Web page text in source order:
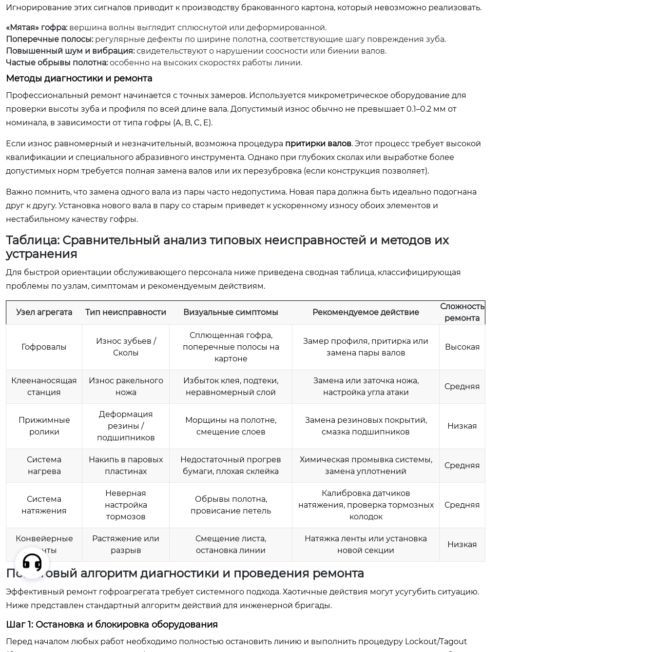
Игнорирование этих сигналов приводит к производству бракованного картона, который невозможно реализовать.
«Мятая» гофра:вершина волны выглядит сплюснутой или деформированной.
Поперечные полосы:регулярные дефекты по ширине полотна, соответствующие шагу повреждения зуба.
Повышенный шум и вибрация:свидетельствуют о нарушении соосности или биении валов.
Частые обрывы полотна:особенно на высоких скоростях работы линии.
Методы диагностики и ремонта
Профессиональный ремонт начинается с точных замеров. Используется микрометрическое оборудование для
проверки высоты зуба и профиля по всей длине вала. Допустимый износ обычно не превышает 0.1–0.2 мм от
номинала, в зависимости от типа гофры (A, B, C, E).
Если износ равномерный и незначительный, возможна процедура притирки валов. Этот процесс требует высокой
квалификации и специального абразивного инструмента. Однако при глубоких сколах или выработке более
допустимых норм требуется полная замена валов или их перезубровка (если конструкция позволяет).
Важно помнить, что замена одного вала из пары часто недопустима. Новая пара должна быть идеально подогнана
друг к другу. Установка нового вала в пару со старым приведет к ускоренному износу обоих элементов и
нестабильному качеству гофры.
Таблица: Сравнительный анализ типовых неисправностей и методов их
устранения
Для быстрой ориентации обслуживающего персонала ниже приведена сводная таблица, классифицирующая
проблемы по узлам, симптомам и рекомендуемым действиям.
Узел агрегата Тип неисправности Визуальные симптомы Рекомендуемое действие
Сложность
ремонта
Гофровалы
Износ зубьев /
Сколы
Сплющенная гофра,
поперечные полосы на
картоне
Замер профиля, притирка или
замена пары валов
Высокая
Клеенаносящая
станция
Износ ракельного
ножа
Избыток клея, подтеки,
неравномерный слой
Замена или заточка ножа,
настройка угла атаки
Средняя
Прижимные
ролики
Деформация
резины /
подшипников
Морщины на полотне,
смещение слоев
Замена резиновых покрытий,
смазка подшипников
Низкая
Система
нагрева
Накипь в паровых
пластинах
Недостаточный прогрев
бумаги, плохая склейка
Химическая промывка системы,
замена уплотнений
Средняя
Система
натяжения
Неверная
настройка
тормозов
Обрывы полотна,
провисание петель
Калибровка датчиков
натяжения, проверка тормозных
колодок
Средняя
Конвейерные
ленты
Растяжение или
разрыв
Смещение листа,
остановка линии
Натяжка ленты или установка
новой секции
Низкая
Пошаговый алгоритм диагностики и проведения ремонта
Эффективный ремонт гофроагрегата требует системного подхода. Хаотичные действия могут усугубить ситуацию.
Ниже представлен стандартный алгоритм действий для инженерной бригады.
Шаг 1: Остановка и блокировка оборудования
Перед началом любых работ необходимо полностью остановить линию и выполнить процедуру Lockout/Tagout